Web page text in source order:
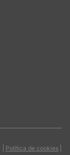
Política de cookies